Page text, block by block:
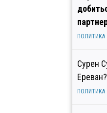
ПОЛИТИКА
Сурен
ПОЛИТИКА